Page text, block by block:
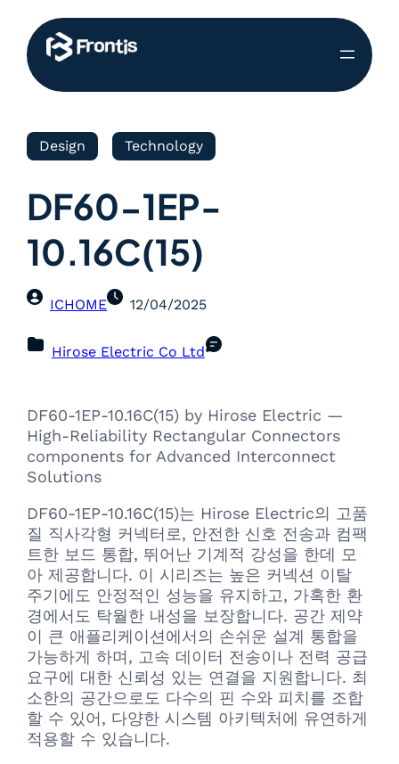
Design Technology
DF60-1EP-
10.16C(15)
ICHOME 12/04/2025
Hirose Electric Co Ltd
DF60-1EP-10.16C(15) by Hirose Electric —
High-Reliability Rectangular Connectors
components for Advanced Interconnect
Solutions
DF60-1EP-10.16C(15)는 Hirose Electric의 고품
질 직사각형 커넥터로, 안전한 신호 전송과 컴팩
트한 보드 통합, 뛰어난 기계적 강성을 한데 모
아 제공합니다. 이 시리즈는 높은 커넥션 이탈
주기에도 안정적인 성능을 유지하고, 가혹한 환
경에서도 탁월한 내성을 보장합니다. 공간 제약
이 큰 애플리케이션에서의 손쉬운 설계 통합을
가능하게 하며, 고속 데이터 전송이나 전력 공급
요구에 대한 신뢰성 있는 연결을 지원합니다. 최
소한의 공간으로도 다수의 핀 수와 피치를 조합
할 수 있어, 다양한 시스템 아키텍처에 유연하게
적용할 수 있습니다.